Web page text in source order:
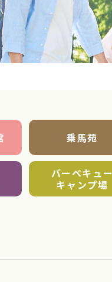
乗馬苑
バーベキュー
キャンプ場